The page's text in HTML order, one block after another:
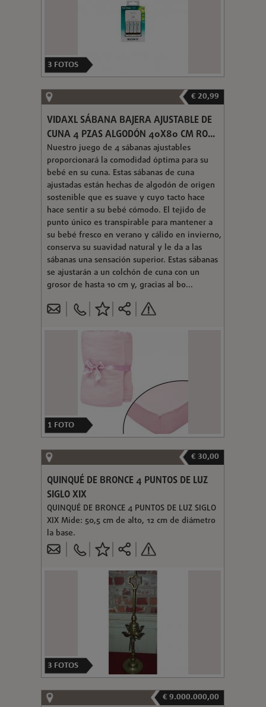
3 FOTOS
€ 20,99
VIDAXL SÁBANA BAJERA AJUSTABLE DE
CUNA 4 PZAS ALGODÓN 40X80 CM RO...
Nuestro juego de 4 sábanas ajustables
proporcionará la comodidad óptima para su
bebé en su cuna. Estas sábanas de cuna
ajustadas están hechas de algodón de origen
sostenible que es suave y cuyo tacto hace
hace sentir a su bebé cómodo. El tejido de
punto único es transpirable para mantener a
su bebé fresco en verano y cálido en invierno,
conserva su suavidad natural y le da a las
sábanas una sensación superior. Estas sábanas
se ajustarán a un colchón de cuna con un
grosor de hasta 10 cm y, gracias al bo...
1 FOTO
€ 30,00
QUINQUÉ DE BRONCE 4 PUNTOS DE LUZ
SIGLO XIX
QUINQUÉ DE BRONCE 4 PUNTOS DE LUZ SIGLO
XIX Mide: 50,5 cm de alto, 12 cm de diámetro
la base.
3 FOTOS
€ 9.000.000,00